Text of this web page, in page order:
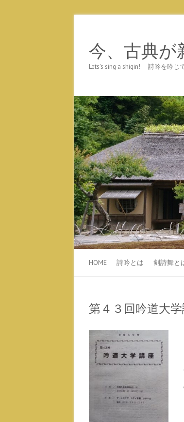
今、古典が
Lets's sing a shigin! 詩吟を吟
HOME 詩吟とは 剣詩舞と
第４３回吟道大